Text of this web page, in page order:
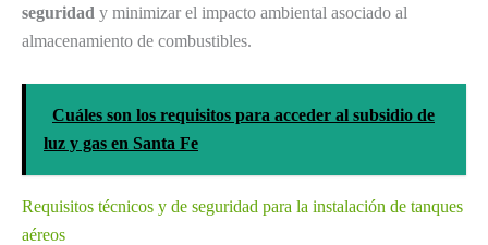
seguridad y minimizar el impacto ambiental asociado al
almacenamiento de combustibles.
Cuáles son los requisitos para acceder al subsidio de
luz y gas en Santa Fe
Requisitos técnicos y de seguridad para la instalación de tanques
aéreos